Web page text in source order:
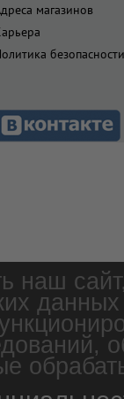
магазинов
безопасности
наш